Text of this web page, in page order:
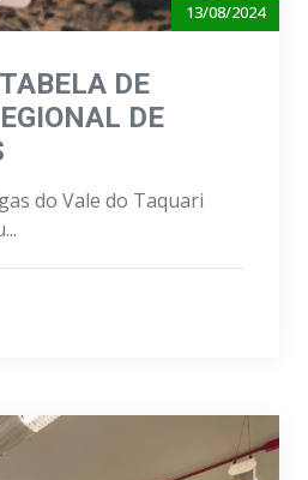
13/08/2024
DE
DE
do Vale do Taquari